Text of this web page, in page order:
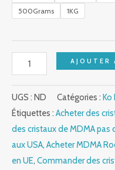
500Grams
1KG
AJOUTER
UGS : ND Catégories : Ko
Étiquettes : Acheter des
des cristaux de MDMA pas
aux USA, Acheter MDMA
en UE, Commander des